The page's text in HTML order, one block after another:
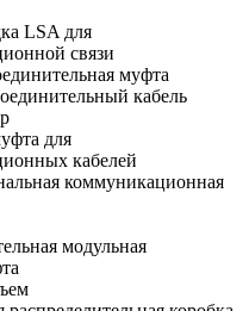
LSA для
связи
муфта
кабель
для
кабелей
коммуникационная
модульная